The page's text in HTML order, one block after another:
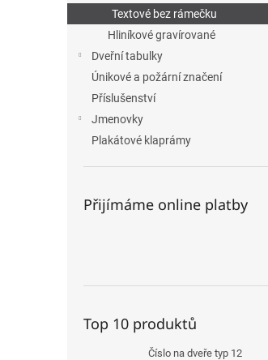
Textové bez rámečku
Hliníkové gravírované
Dveřní tabulky
Únikové a požární značení
Příslušenství
Jmenovky
Plakátové klaprámy
Přijímáme online platby
Top 10 produktů
Číslo na dveře typ 12